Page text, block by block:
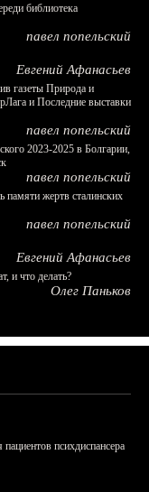
библиотека
павел попельский
Евгений Афанасьев
газеты Природа и
и Последние выставки
павел попельский
2023-2025 в Болгарии,
павел попельский
памяти жертв сталинских
павел попельский
Евгений Афанасьев
и что делать?
Олег Паньков
пациентов психдиспансера